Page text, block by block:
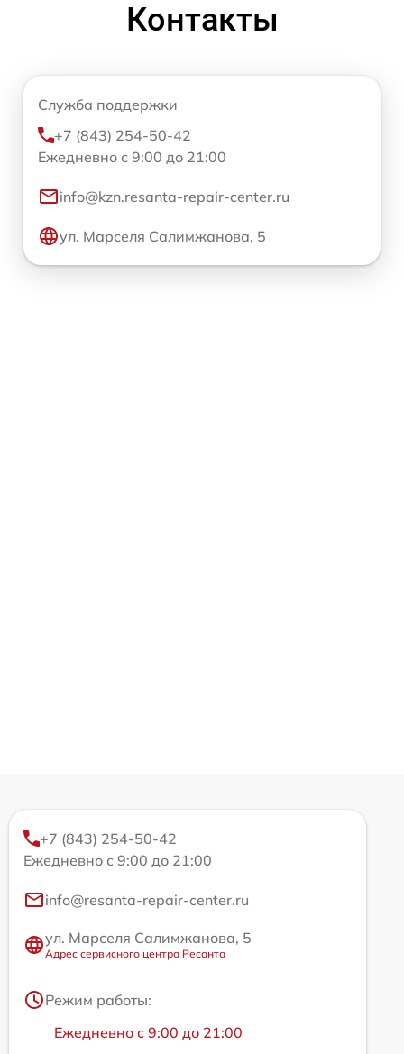
Контакты
Служба поддержки
+7 (843) 254-50-42
Ежедневно с 9:00 до 21:00
info@kzn.resanta-repair-center.ru
ул. Марселя Салимжанова, 5
+7 (843) 254-50-42
Ежедневно с 9:00 до 21:00
info@resanta-repair-center.ru
ул. Марселя Салимжанова, 5
Адрес сервисного центра Ресанта
Режим работы:
Ежедневно с 9:00 до 21:00